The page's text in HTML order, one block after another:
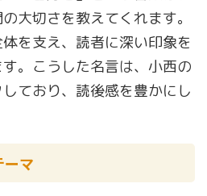
大切さを教えてくれます。
を支え、読者に深い印象を
。こうした名言は、小西の
ており、読後感を豊かにし
ーマ